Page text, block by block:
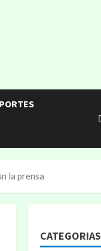
la prensa
CATEGORIAS